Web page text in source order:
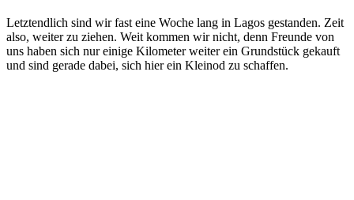
Letztendlich sind wir fast eine Woche lang in Lagos gestanden. Zeit
also, weiter zu ziehen. Weit kommen wir nicht, denn Freunde von
uns haben sich nur einige Kilometer weiter ein Grundstück gekauft
und sind gerade dabei, sich hier ein Kleinod zu schaffen.